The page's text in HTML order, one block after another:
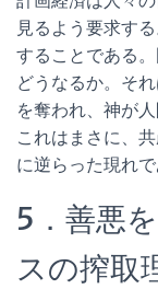
見るよう要求す
することである
どうなるか。そ
を奪われ、神が
これはまさに、
に逆らった現れで
5．善悪
スの搾取